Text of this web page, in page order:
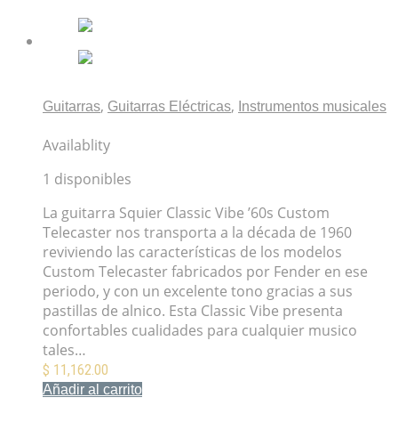
Guitarras, Guitarras Eléctricas, Instrumentos musicales
Availablity
1 disponibles
La guitarra Squier Classic Vibe ’60s Custom
Telecaster nos transporta a la década de 1960
reviviendo las características de los modelos
Custom Telecaster fabricados por Fender en ese
periodo, y con un excelente tono gracias a sus
pastillas de alnico. Esta Classic Vibe presenta
confortables cualidades para cualquier musico
tales…
$ 11,162.00
Añadir al carrito